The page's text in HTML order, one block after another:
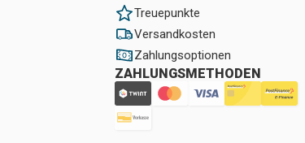
Treuepunkte
Versandkosten
Zahlungsoptionen
ZAHLUNGSMETHODEN